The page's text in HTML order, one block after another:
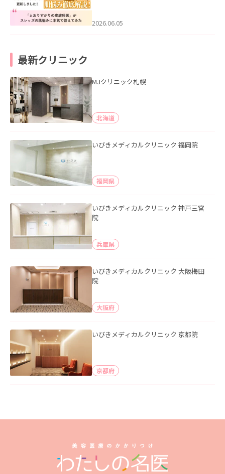
2026.06.05
最新クリニック
MJクリニック札幌
北海道
いびきメディカルクリニック 福岡院
福岡県
いびきメディカルクリニック 神戸三宮
院
兵庫県
いびきメディカルクリニック 大阪梅田
院
大阪府
いびきメディカルクリニック 京都院
京都府